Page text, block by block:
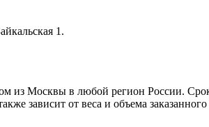
1.
из Москвы в любой регион России.
зависит от веса и объема